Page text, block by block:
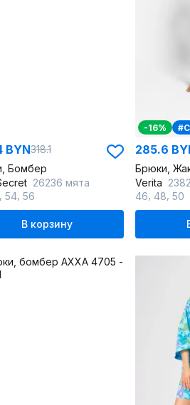
BYN318.1
Бомбер
26236 мята
54 56
В корзину
-16%
285.6
Брюки,
Verita 2382
46 48 50